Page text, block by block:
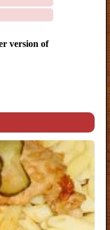
version of